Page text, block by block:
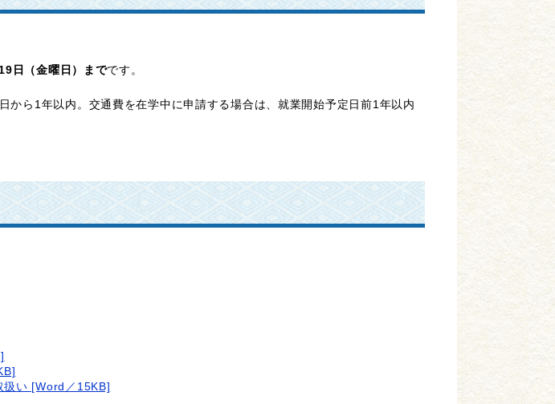
日（金曜日）までです。
ら1年以内。交通費を在学中に申請する場合は、就業開始予定日前1年以内
扱い [Word／15KB]